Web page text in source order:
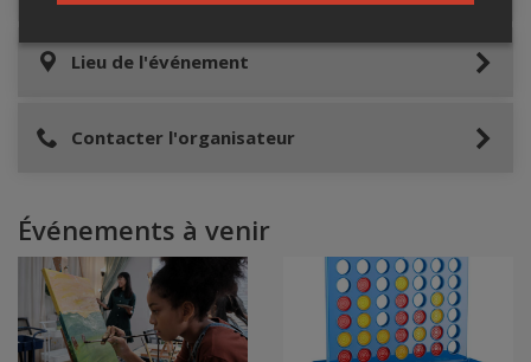
Lieu de l'événement
Contacter l'organisateur
Événements à venir